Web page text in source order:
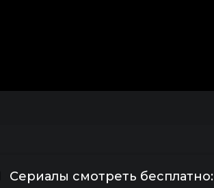
Сериалы смотреть бесплатно: